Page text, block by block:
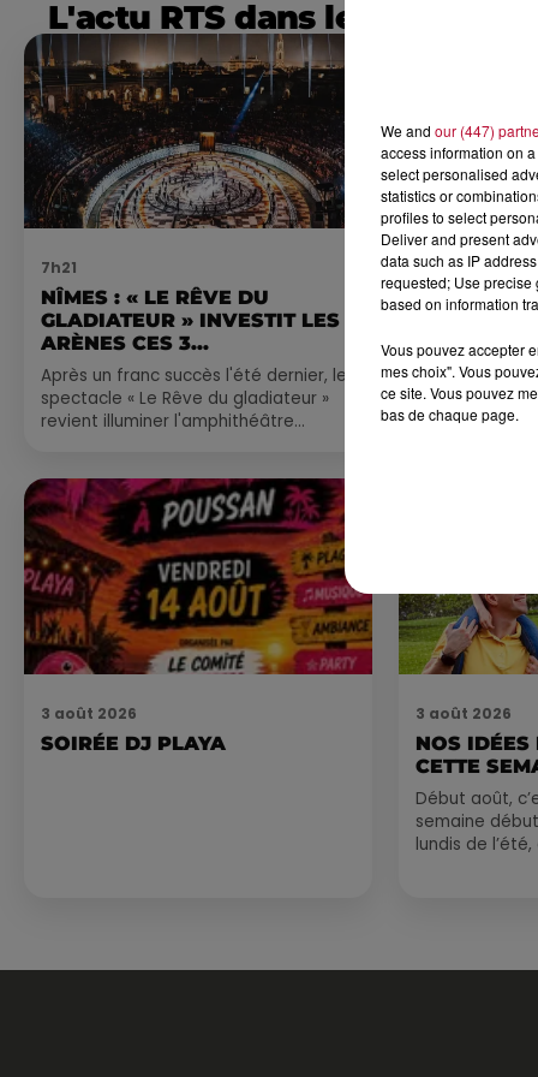
L'actu RTS dans le Sud
7h21
NÎMES : « LE RÊVE DU
GLADIATEUR » INVESTIT LES
ARÈNES CES 3...
Après un franc succès l'été dernier, le
spectacle « Le Rêve du gladiateur »
revient illuminer l'amphithéâtre
4 août 2026
FÊTE DE
3 août 2026
SOIRÉE DJ PLAYA
3 août 2026
NOS IDÉES
CETTE
Début août,
semaine
lundis de
We and our (447)
access information on
select personalised
statistics or
profiles to select
Deliver and present
data such as IP
requested; Use precise
based on information
Vous pouvez accepter
mes choix". Vous
ce site. Vous pouvez
bas de chaque page.